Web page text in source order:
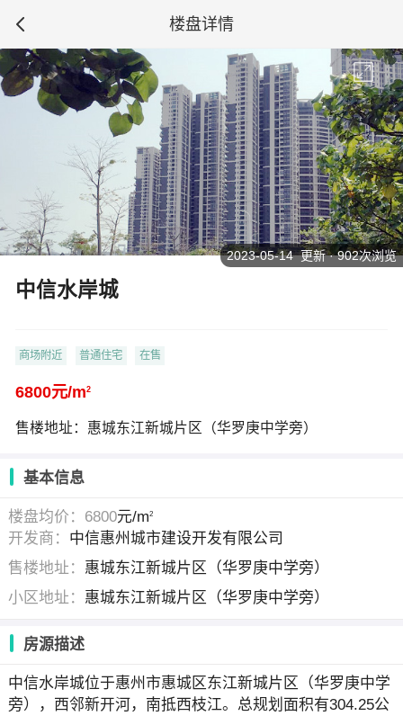
楼盘详情
中信水岸城
商场附近 普通住宅 在售
6800元/m2
售楼地址：惠城东江新城片区（华罗庚中学旁）
2023-05-14 更新 · 902次浏览
基本信息
楼盘均价：6800元/m2
开发商： 中信惠州城市建设开发有限公司
售楼地址： 惠城东江新城片区（华罗庚中学旁）
小区地址： 惠城东江新城片区（华罗庚中学旁）
房源描述
中信水岸城位于惠州市惠城区东江新城片区（华罗庚中学
旁），西邻新开河，南抵西枝江。总规划面积有304.25公